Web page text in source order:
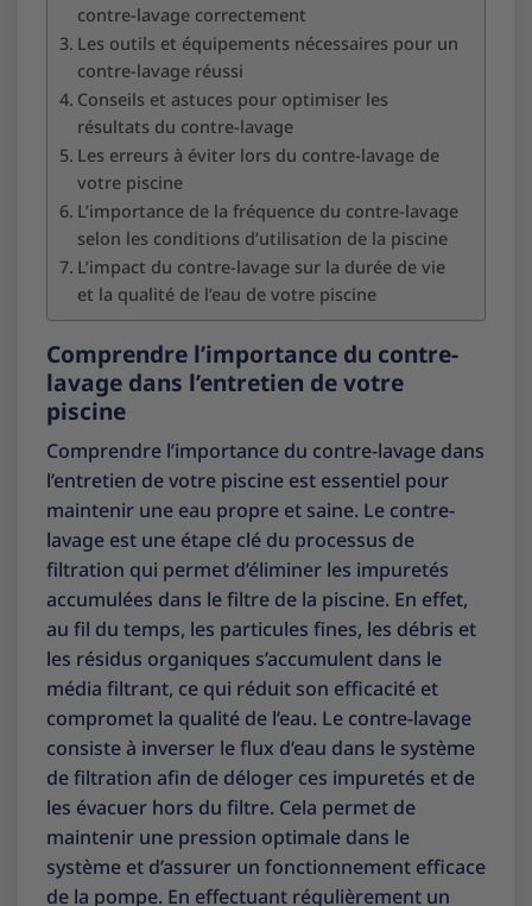
contre-lavage correctement
Les outils et équipements nécessaires pour un
contre-lavage réussi
Conseils et astuces pour optimiser les
résultats du contre-lavage
Les erreurs à éviter lors du contre-lavage de
votre piscine
L’importance de la fréquence du contre-lavage
selon les conditions d’utilisation de la piscine
L’impact du contre-lavage sur la durée de vie
et la qualité de l’eau de votre piscine
Comprendre l’importance du contre-
lavage dans l’entretien de votre
piscine
Comprendre l’importance du contre-lavage dans
l’entretien de votre piscine est essentiel pour
maintenir une eau propre et saine. Le contre-
lavage est une étape clé du processus de
filtration qui permet d’éliminer les impuretés
accumulées dans le filtre de la piscine. En effet,
au fil du temps, les particules fines, les débris et
les résidus organiques s’accumulent dans le
média filtrant, ce qui réduit son efficacité et
compromet la qualité de l’eau. Le contre-lavage
consiste à inverser le flux d’eau dans le système
de filtration afin de déloger ces impuretés et de
les évacuer hors du filtre. Cela permet de
maintenir une pression optimale dans le
système et d’assurer un fonctionnement efficace
de la pompe. En effectuant régulièrement un